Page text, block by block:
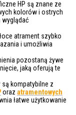
HP są znane ze
kolorów i ostrych
wyglądać
atrament szybko
i umożliwia
pozostaną żywe
jaką oferują te
są kompatybilne z
oraz atramentowych
łatwe użytkowanie